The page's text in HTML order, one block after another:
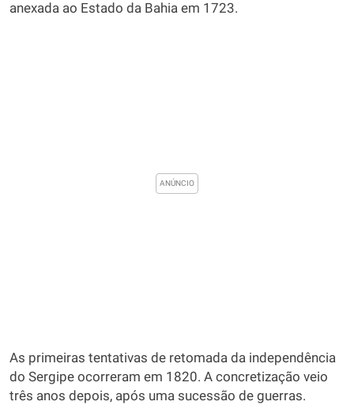
anexada ao Estado da Bahia em 1723.
As primeiras tentativas de retomada da independência
do Sergipe ocorreram em 1820. A concretização veio
três anos depois, após uma sucessão de guerras.